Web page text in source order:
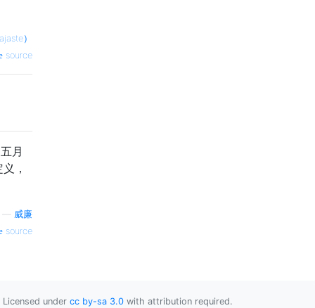
）
source
月
，
威廉
source
Licensed under cc by-sa 3.0 with attribution required.